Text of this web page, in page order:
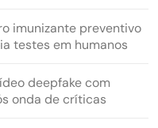
imunizante preventivo
testes em humanos
deepfake com
onda de críticas